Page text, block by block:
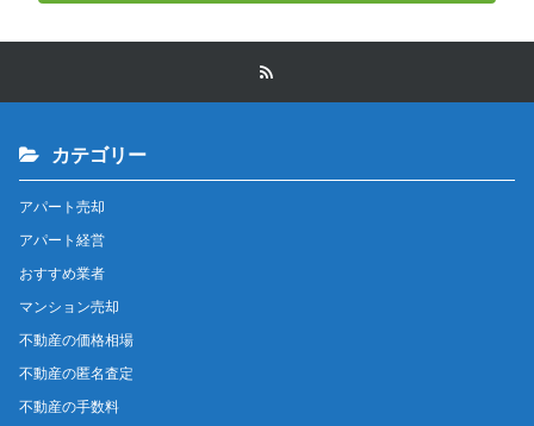
カテゴリー
アパート売却
アパート経営
おすすめ業者
マンション売却
不動産の価格相場
不動産の匿名査定
不動産の手数料